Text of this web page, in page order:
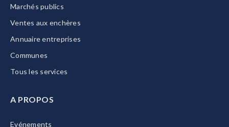
Marchés publics
Ventes aux enchères
Annuaire entreprises
Communes
Tous les services
A PROPOS
Evénements